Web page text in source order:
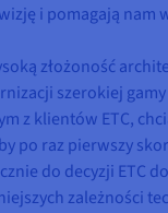
i pomagają nam
złożoność
szerokiej
z klientów ETC,
po raz pierwszy
do decyzji ETC
zależności